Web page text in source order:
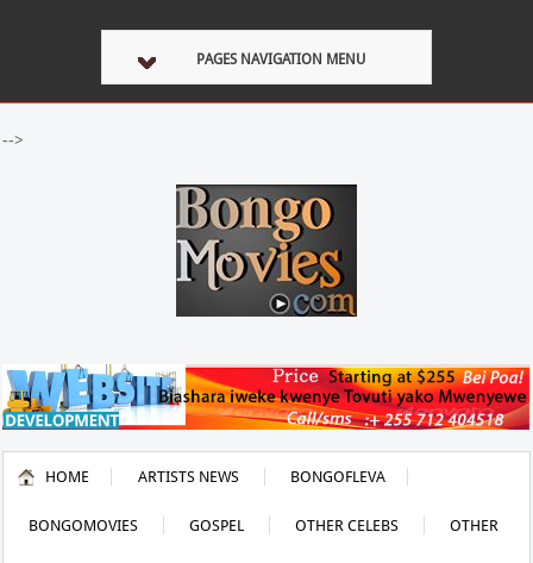
PAGES NAVIGATION MENU
-->
HOME ARTISTS NEWS BONGOFLEVA
BONGOMOVIES GOSPEL OTHER CELEBS OTHER